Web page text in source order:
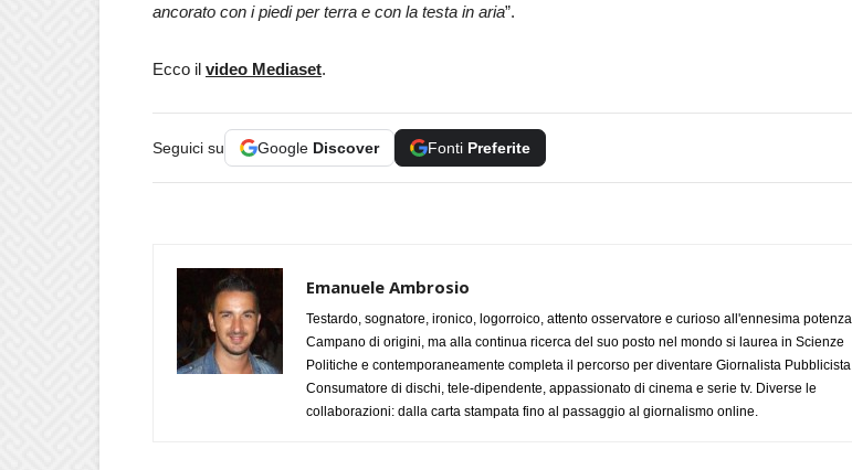
ancorato con i piedi per terra e con la testa in aria”.
Ecco il video Mediaset.
Seguici su Google Discover Fonti Preferite
Emanuele Ambrosio
Testardo, sognatore, ironico, logorroico, attento osservatore e curioso all'ennesima potenza.
Campano di origini, ma alla continua ricerca del suo posto nel mondo si laurea in Scienze
Politiche e contemporaneamente completa il percorso per diventare Giornalista Pubblicista.
Consumatore di dischi, tele-dipendente, appassionato di cinema e serie tv. Diverse le
collaborazioni: dalla carta stampata fino al passaggio al giornalismo online.